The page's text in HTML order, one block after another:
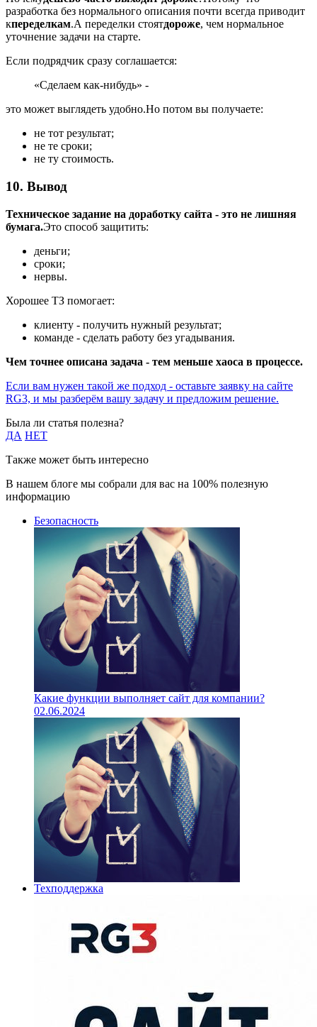
разработка без нормального описания почти всегда приводит
кпеределкам.А переделки стоятдороже, чем нормальное
уточнение задачи на старте.
Если подрядчик сразу соглашается:
«Сделаем как-нибудь» -
это может выглядеть удобно.Но потом вы получаете:
не тот результат;
не те сроки;
не ту стоимость.
10. Вывод
Техническое задание на доработку сайта - это не лишняя
бумага.Это способ защитить:
деньги;
сроки;
нервы.
Хорошее ТЗ помогает:
клиенту - получить нужный результат;
команде - сделать работу без угадывания.
Чем точнее описана задача - тем меньше хаоса в процессе.
Если вам нужен такой же подход - оставьте заявку на сайте
RG3, и мы разберём вашу задачу и предложим решение.
Была ли статья полезна?
ДА НЕТ
Также может быть интересно
В нашем блоге мы собрали для вас на 100% полезную
информацию
Безопасность
Какие функции выполняет сайт для компании?
02.06.2024
Техподдержка